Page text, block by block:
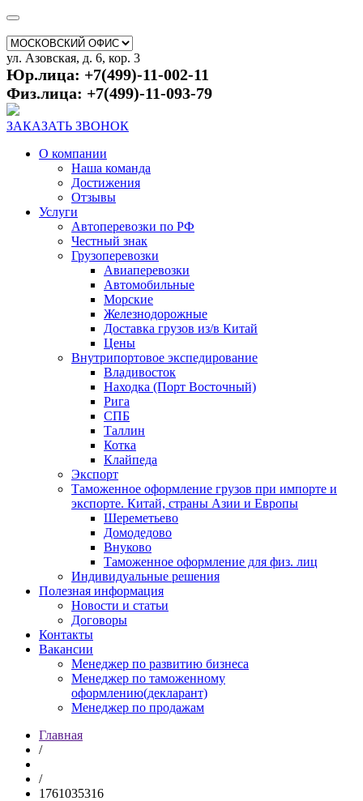
ул. Азовская, д. 6, кор. 3
Юр.лица: +7(499)-11-002-11
Физ.лица: +7(499)-11-093-79
ЗАКАЗАТЬ ЗВОНОК
О компании
Наша команда
Достижения
Отзывы
Услуги
Автоперевозки по РФ
Честный знак
Грузоперевозки
Авиаперевозки
Автомобильные
Морские
Железнодорожные
Доставка грузов из/в Китай
Цены
Внутрипортовое экспедирование
Владивосток
Находка (Порт Восточный)
Рига
СПБ
Таллин
Котка
Клайпеда
Экспорт
Таможенное оформление грузов при импорте и
экспорте. Китай, страны Азии и Европы
Шереметьево
Домодедово
Внуково
Таможенное оформление для физ. лиц
Индивидуальные решения
Полезная информация
Новости и статьи
Договоры
Контакты
Вакансии
Менеджер по развитию бизнеса
Менеджер по таможенному
оформлению(декларант)
Менеджер по продажам
Главная
/
/
1761035316